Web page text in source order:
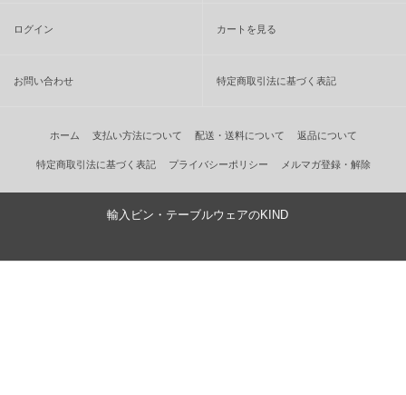
ログイン カートを見る
お問い合わせ 特定商取引法に基づく表記
ホーム 支払い方法について 配送・送料について 返品について
特定商取引法に基づく表記 プライバシーポリシー メルマガ登録・解除
輸入ビン・テーブルウェアのKIND